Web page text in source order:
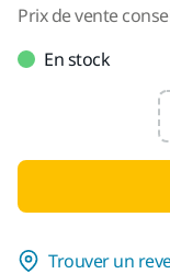
Prix de vente
En stock
Trouver un